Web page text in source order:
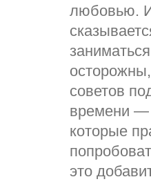
любовью.
советов
времени —
которые
это